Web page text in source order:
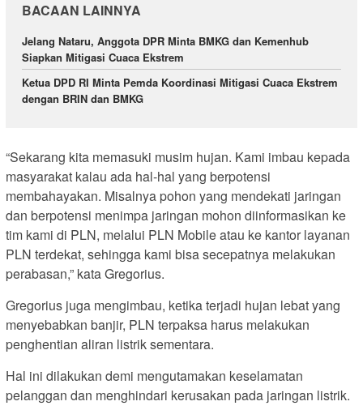
BACAAN LAINNYA
Jelang Nataru, Anggota DPR Minta BMKG dan Kemenhub
Siapkan Mitigasi Cuaca Ekstrem
Ketua DPD RI Minta Pemda Koordinasi Mitigasi Cuaca Ekstrem
dengan BRIN dan BMKG
“Sekarang kita memasuki musim hujan. Kami imbau kepada
masyarakat kalau ada hal-hal yang berpotensi
membahayakan. Misalnya pohon yang mendekati jaringan
dan berpotensi menimpa jaringan mohon diinformasikan ke
tim kami di PLN, melalui PLN Mobile atau ke kantor layanan
PLN terdekat, sehingga kami bisa secepatnya melakukan
perabasan,” kata Gregorius.
Gregorius juga mengimbau, ketika terjadi hujan lebat yang
menyebabkan banjir, PLN terpaksa harus melakukan
penghentian aliran listrik sementara.
Hal ini dilakukan demi mengutamakan keselamatan
pelanggan dan menghindari kerusakan pada jaringan listrik.